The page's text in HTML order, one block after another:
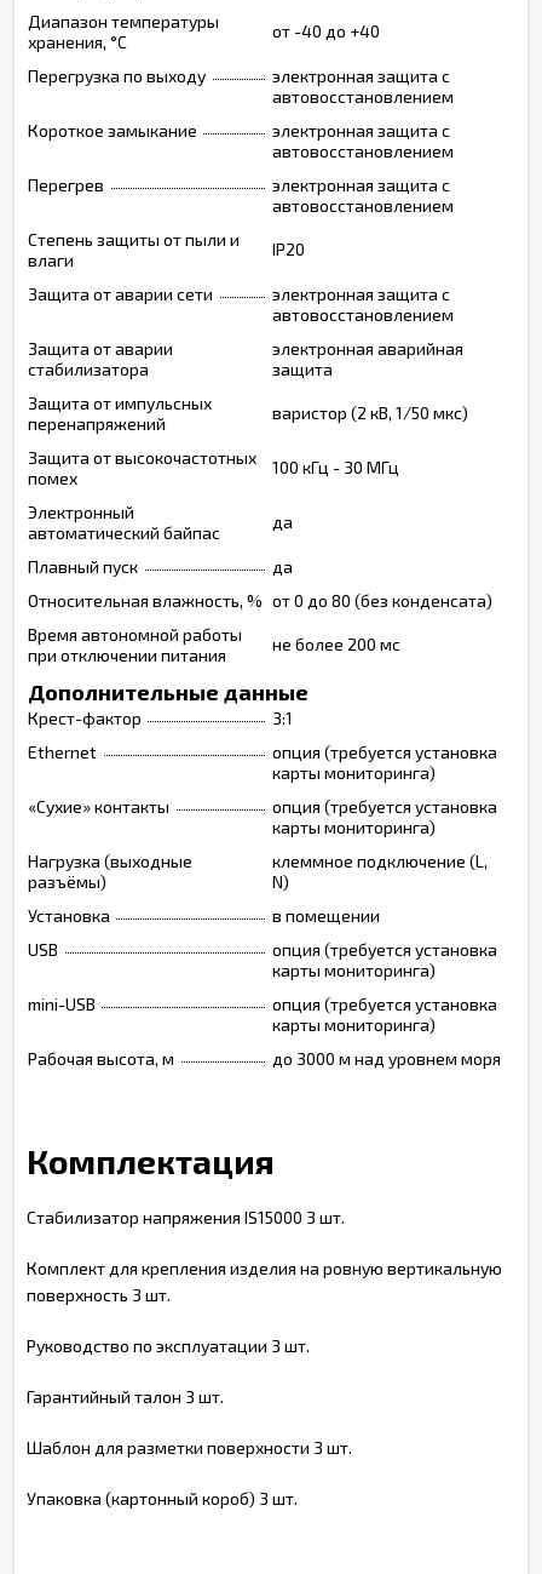
Диапазон температуры
хранения, °С
от -40 до +40
Перегрузка по выходу
электронная защита c
автовосстановлением
Короткое замыкание
электронная защита c
автовосстановлением
Перегрев
электронная защита c
автовосстановлением
Степень защиты от пыли и
влаги
IP20
Защита от аварии сети
электронная защита c
автовосстановлением
Защита от аварии
стабилизатора
электронная аварийная
защита
Защита от импульсных
перенапряжений
варистор (2 кВ, 1/50 мкс)
Защита от высокочастотных
помех
100 кГц - 30 МГц
Электронный
автоматический байпас
да
Плавный пуск
да
Относительная влажность, % от 0 до 80 (без конденсата)
Время автономной работы
при отключении питания
не более 200 мс
Дополнительные данные
Крест-фактор
3:1
Ethernet
опция (требуется установка
карты мониторинга)
«Сухие» контакты
опция (требуется установка
карты мониторинга)
Нагрузка (выходные
разъёмы)
клеммное подключение (L,
N)
Установка
в помещении
USB
опция (требуется установка
карты мониторинга)
mini-USB
опция (требуется установка
карты мониторинга)
Рабочая высота, м
до 3000 м над уровнем моря
Комплектация
Стабилизатор напряжения IS15000 3 шт.
Комплект для крепления изделия на ровную вертикальную
поверхность 3 шт.
Руководство по эксплуатации 3 шт.
Гарантийный талон 3 шт.
Шаблон для разметки поверхности 3 шт.
Упаковка (картонный короб) 3 шт.